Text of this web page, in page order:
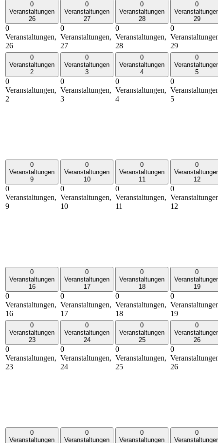
0
Veranstaltungen
26
0
Veranstaltungen,
26
0
Veranstaltungen
27
0
Veranstaltungen,
27
0
Veranstaltungen
28
0
Veranstaltungen,
28
0
29
0
29
0
Veranstaltungen
2
0
Veranstaltungen,
2
0
Veranstaltungen
3
0
Veranstaltungen,
3
0
Veranstaltungen
4
0
Veranstaltungen,
4
0
5
0
5
0
Veranstaltungen
9
0
Veranstaltungen,
9
0
Veranstaltungen
10
0
Veranstaltungen,
10
0
Veranstaltungen
11
0
Veranstaltungen,
11
0
12
0
12
0
Veranstaltungen
16
0
Veranstaltungen,
16
0
Veranstaltungen
17
0
Veranstaltungen,
17
0
Veranstaltungen
18
0
Veranstaltungen,
18
0
19
0
19
0
Veranstaltungen
23
0
Veranstaltungen,
23
0
Veranstaltungen
24
0
Veranstaltungen,
24
0
Veranstaltungen
25
0
Veranstaltungen,
25
0
26
0
26
0
Veranstaltungen
0
Veranstaltungen
0
Veranstaltungen
0